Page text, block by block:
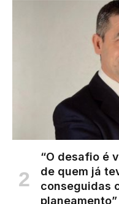
“O desafio é
de quem já
conseguidas
planeamento”